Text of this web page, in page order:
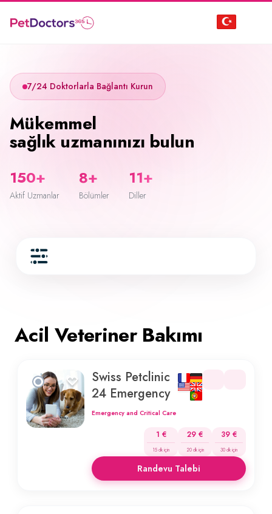
7/24 Doktorlarla Bağlantı Kurun
Mükemmel
sağlık uzmanınızı bulun
150+
Aktif Uzmanlar
8+
Bölümler
11+
Diller
Acil Veteriner Bakımı
Swiss Petclinic
24 Emergency
Emergency and Critical Care
1 €
15 dk için
29 €
20 dk için
39 €
30 dk için
Randevu Talebi